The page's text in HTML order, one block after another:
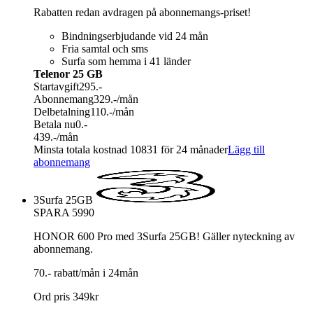
Rabatten redan avdragen på abonnemangs-priset!
Bindningserbjudande vid 24 mån
Fria samtal och sms
Surfa som hemma i 41 länder
Telenor 25 GB
Startavgift295.-
Abonnemang329.-/mån
Delbetalning110.-/mån
Betala nu0.-
439.-/mån
Minsta totala kostnad 10831 för 24 månaderLägg till
abonnemang
3Surfa 25GB
SPARA 5990
HONOR 600 Pro med 3Surfa 25GB! Gäller nyteckning av
abonnemang.
70.- rabatt/mån i 24mån
Ord pris 349kr